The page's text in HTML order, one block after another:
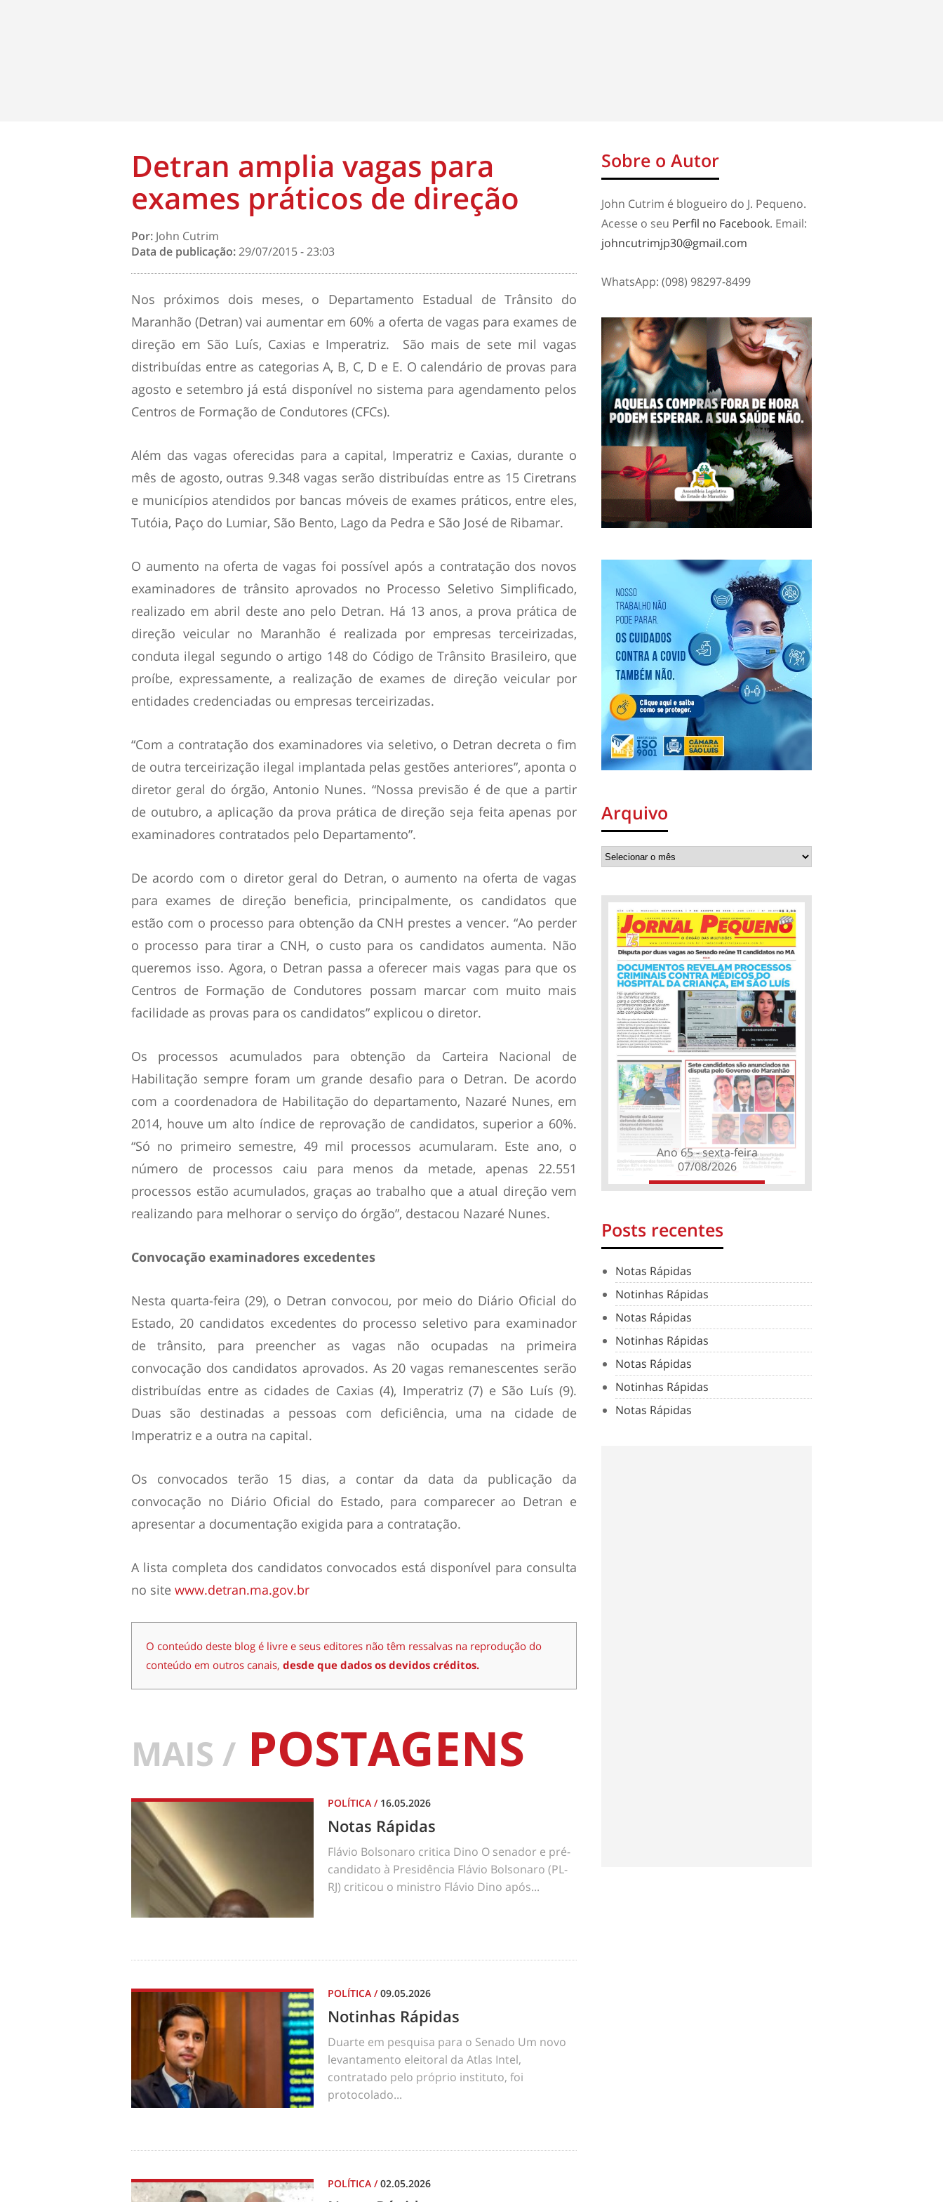
Detran amplia vagas para
Por: John Cutrim
Data de publicação:29/07/2015 - 23:03
Nos próximos dois meses, o Departamento Estadual de Trânsito do
Maranhão (Detran) vai aumentar em 60% a oferta de vagas para exames de
direção em São Luís, Caxias e Imperatriz. São mais de sete mil vagas
distribuídas entre as categorias A, B, C, D e E. O calendário de provas para
agosto e setembro já está disponível no sistema para agendamento pelos
Centros de Formação de Condutores (CFCs).
Além das vagas oferecidas para a capital, Imperatriz e Caxias, durante o
mês de agosto, outras 9.348 vagas serão distribuídas entre as 15 Ciretrans
e municípios atendidos por bancas móveis de exames práticos, entre eles,
Tutóia, Paço do Lumiar, São Bento, Lago da Pedra e São José de Ribamar.
O aumento na oferta de vagas foi possível após a contratação dos novos
examinadores de trânsito aprovados no Processo Seletivo Simplificado,
realizado em abril deste ano pelo Detran. Há 13 anos, a prova prática de
direção veicular no Maranhão é realizada por empresas terceirizadas,
conduta ilegal segundo o artigo 148 do Código de Trânsito Brasileiro, que
proíbe, expressamente, a realização de exames de direção veicular por
entidades credenciadas ou empresas terceirizadas.
“Com a contratação dos examinadores via seletivo, o Detran decreta o fim
de outra terceirização ilegal implantada pelas gestões anteriores”, aponta o
diretor geral do órgão, Antonio Nunes. “Nossa previsão é de que a partir
de outubro, a aplicação da prova prática de direção seja feita apenas por
examinadores contratados pelo Departamento”.
De acordo com o diretor geral do Detran, o aumento na oferta de vagas
para exames de direção beneficia, principalmente, os candidatos que
estão com o processo para obtenção da CNH prestes a vencer. “Ao perder
o processo para tirar a CNH, o custo para os candidatos aumenta. Não
queremos isso. Agora, o Detran passa a oferecer mais vagas para que os
Centros de Formação de Condutores possam marcar com muito mais
facilidade as provas para os candidatos” explicou o diretor.
Os processos acumulados para obtenção da Carteira Nacional de
Habilitação sempre foram um grande desafio para o Detran. De acordo
com a coordenadora de Habilitação do departamento, Nazaré Nunes, em
2014, houve um alto índice de reprovação de candidatos, superior a 60%.
“Só no primeiro semestre, 49 mil processos acumularam. Este ano, o
número de processos caiu para menos da metade, apenas 22.551
processos estão acumulados, graças ao trabalho que a atual direção vem
realizando para melhorar o serviço do órgão”, destacou Nazaré Nunes.
Convocação examinadores excedentes
Nesta quarta-feira (29), o Detran convocou, por meio do Diário Oficial do
Estado, 20 candidatos excedentes do processo seletivo para examinador
de trânsito, para preencher as vagas não ocupadas na primeira
convocação dos candidatos aprovados. As 20 vagas remanescentes serão
distribuídas entre as cidades de Caxias (4), Imperatriz (7) e São Luís (9).
Duas são destinadas a pessoas com deficiência, uma na cidade de
Imperatriz e a outra na capital.
Os convocados terão 15 dias, a contar da data da publicação da
convocação no Diário Oficial do Estado, para comparecer ao Detran e
apresentar a documentação exigida para a contratação.
A lista completa dos candidatos convocados está disponível para consulta
no site www.detran.ma.gov.br
O conteúdo deste blog é livre e seus editores não têm ressalvas na reprodução do
conteúdo em outros canais, desde que dados os devidos créditos.
MAIS / POSTAGENS
POLÍTICA / 16.05.2026
Notas Rápidas
Flávio Bolsonaro critica Dino O senador e pré-
candidato à Presidência Flávio Bolsonaro (PL-
RJ) criticou o ministro Flávio Dino após...
POLÍTICA /09.05.2026
Notinhas Rápidas
Duarte em pesquisa para o Senado Um novo
levantamento eleitoral da Atlas Intel,
contratado pelo próprio instituto, foi
protocolado...
POLÍTICA /02.05.2026
Sobre o Autor
John Cutrim é blogueiro do J. Pequeno.
Acesse o seu Perfil no Facebook. Email:
johncutrimjp30@gmail.com
WhatsApp: (098) 98297-8499
Arquivo
Ano 65 - sexta-feira
07/08/2026
Posts recentes
Notas Rápidas
Notinhas Rápidas
Notas Rápidas
Notinhas Rápidas
Notas Rápidas
Notinhas Rápidas
Notas Rápidas